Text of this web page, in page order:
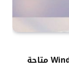
ترقية نظام التشغيل إلى Windows 11 Pro متاحة